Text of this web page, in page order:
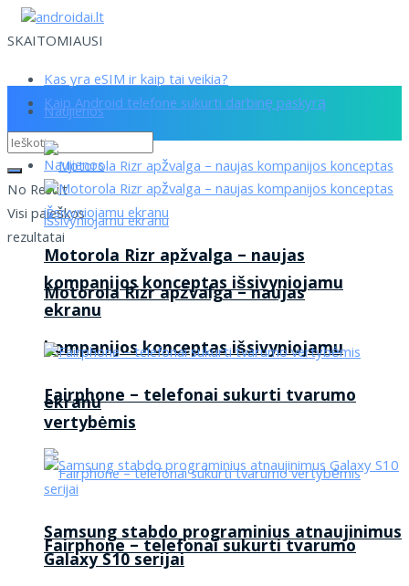
SKAITOMIAUSI
Kas yra eSIM ir kaip tai veikia?
Kaip Android telefone sukurti darbinę paskyrą
No Result
Visi paieškos
rezultatai
Naujienos
Motorola Rizr apžvalga – naujas
kompanijos konceptas išsivyniojamu
ekranu
Fairphone – telefonai sukurti tvarumo
Naujienos
Motorola Rizr apžvalga – naujas
kompanijos konceptas išsivyniojamu
ekranu
Fairphone – telefonai sukurti tvarumo
vertybėmis
Samsung stabdo programinius atnaujinimus
Galaxy S10 serijai